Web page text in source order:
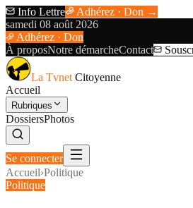
Info Lettre
Adhérez · Don →
samedi 08 août 2026
Adhérez · Don
À proposNotre démarcheContact
La Tvnet Citoyenne
Accueil
Rubriques
DossiersPhotos
Se connecter
Accueil›Politique
Politique